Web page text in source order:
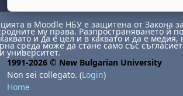
в Moodle НБУ е защитена от Закона
му права. Разпространяването й
и да е цел и в каквато и да е медия,
среда може да стане само със
университет.
1991-2026 © New Bulgarian University
Non sei collegato. (Login)
Home